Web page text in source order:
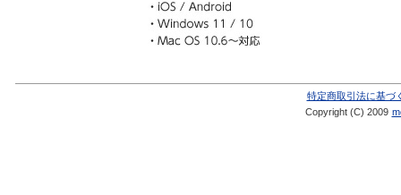
特定商取引法に基づ
Copyright (C) 2009